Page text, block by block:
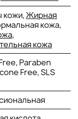
не
и
и
в ритуал
алюминия,
риск
что делает
кожи.
кожи,Жирная
кожа,
,
кожа
Paraben
Free, SLS